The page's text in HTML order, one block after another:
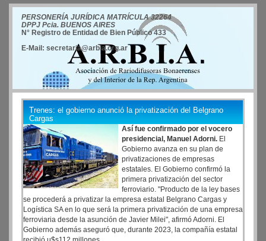
PERSONERÍA JURÍDICA MATRÍCULA 32264
DPPJ Pcia. BUENOS AIRES
N° Registro de Entidad de Bien Público 433
E-Mail: secretaria@arbia.org.ar
Trenes: el gobierno anunció la privatización del Belgrano
Cargas
Así fue confirmado por el vocero
presidencial, Manuel Adorni. El
Gobierno avanza en su plan de
privatizaciones de empresas
estatales. El Gobierno confirmó la
primera privatización del sector
ferroviario. "Producto de la ley bases
se procederá a privatizar la empresa estatal Belgrano Cargas y
Logística SA en lo que será la primera privatización de una empresa
ferroviaria desde la asunción de Javier Milei", afirmó Adorni. El
Gobierno además aseguró que, durante 2023, la compañía estatal